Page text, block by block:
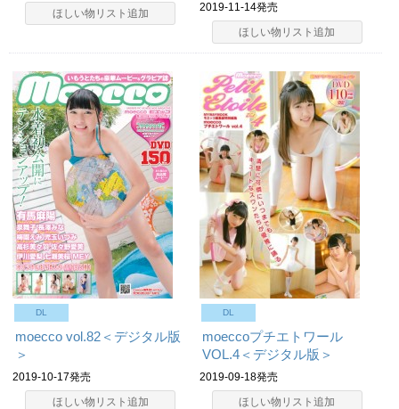
ほしい物リスト追加
2019-11-14発売
ほしい物リスト追加
DL
moecco vol.82＜デジタル版
＞
2019-10-17発売
ほしい物リスト追加
DL
moeccoプチエトワール
VOL.4＜デジタル版＞
2019-09-18発売
ほしい物リスト追加